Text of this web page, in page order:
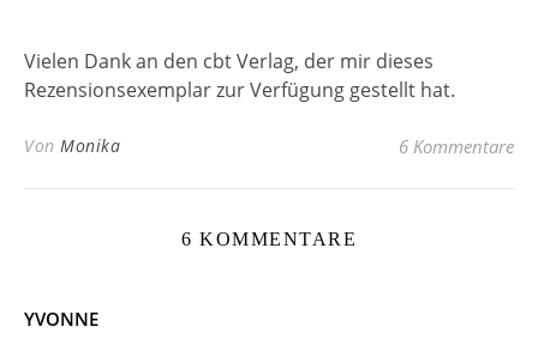
Vielen Dank an den cbt Verlag, der mir dieses
Rezensionsexemplar zur Verfügung gestellt hat.
Von Monika 6 Kommentare
6 KOMMENTARE
YVONNE